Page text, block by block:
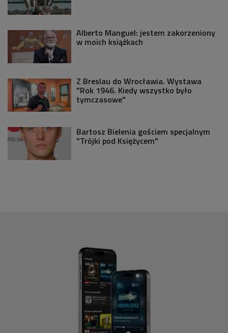
Alberto Manguel: jestem zakorzeniony
w moich książkach
Z Breslau do Wrocławia. Wystawa
"Rok 1946. Kiedy wszystko było
tymczasowe"
Bartosz Bielenia gościem specjalnym
"Trójki pod Księżycem"